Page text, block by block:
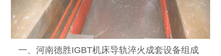
一、河南德胜IGBT机床导轨淬火成套设备组成